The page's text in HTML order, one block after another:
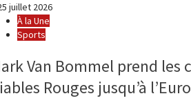
juillet 2026
À la Une
Sports
Van Bommel prend les
Rouges jusqu’à